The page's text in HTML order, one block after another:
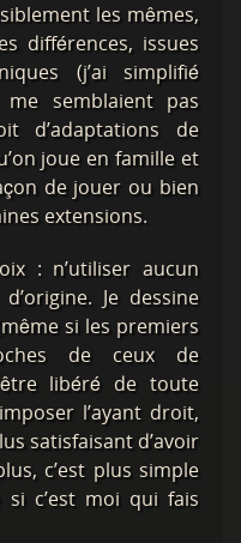
les mêmes,
différences, issues
(j’ai simplifié
semblaient pas
d’adaptations de
joue en famille et
de jouer ou bien
extensions.
: n’utiliser aucun
Je dessine
si les premiers
de ceux de
être libéré de toute
l’ayant droit,
satisfaisant d’avoir
c’est plus simple
si c’est moi qui fais